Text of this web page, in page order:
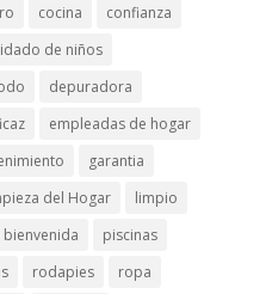
cocina
confianza
de niños
depuradora
empleadas de hogar
garantia
del Hogar
limpio
piscinas
rodapies
ropa